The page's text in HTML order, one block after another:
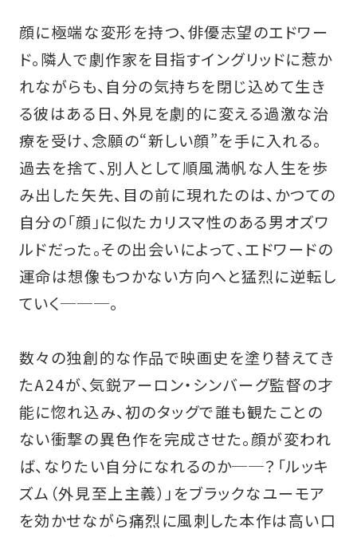
顔に極端な変形を持つ、俳優志望のエドワー
ド。隣人で劇作家を目指すイングリッドに惹か
れながらも、自分の気持ちを閉じ込めて生き
る彼はある日、外見を劇的に変える過激な治
療を受け、念願の“新しい顔”を手に入れる。
過去を捨て、別人として順風満帆な人生を歩
み出した矢先、目の前に現れたのは、かつての
自分の「顔」に似たカリスマ性のある男オズワ
ルドだった。その出会いによって、エドワードの
運命は想像もつかない方向へと猛烈に逆転し
ていく───。
数々の独創的な作品で映画史を塗り替えてき
たA24が、気鋭アーロン・シンバーグ監督の才
能に惚れ込み、初のタッグで誰も観たことの
ない衝撃の異色作を完成させた。顔が変われ
ば、なりたい自分になれるのか──？「ルッキ
ズム（外見至上主義）」をブラックなユーモア
を効かせながら痛烈に風刺した本作は高い口